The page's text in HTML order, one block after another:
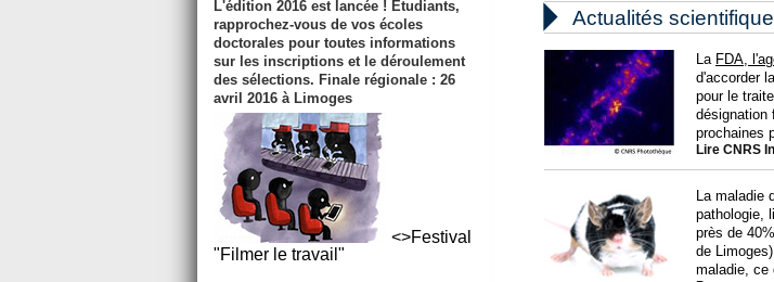
L'édition 2016 est lancée ! Etudiants,
rapprochez-vous de vos écoles
doctorales pour toutes informations
sur les inscriptions et le déroulement
des sélections. Finale régionale : 26
avril 2016 à Limoges
<>Festival
"Filmer le travail"
 Actualités
La FDA,
d'accorder
pour le
désignation
prochaines
Lire CNRS
La maladie
pathologie,
près de
de
maladie, ce